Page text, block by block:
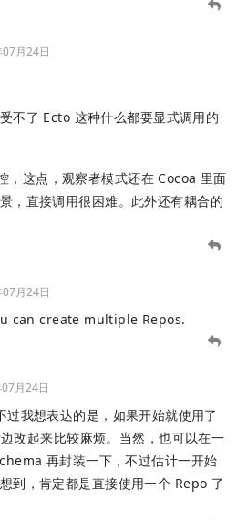
月24日
不了 Ecto 这种什么都要显式调用的
，这点，观察者模式还在 Cocoa 里面
，直接调用很困难。此外还有耦合的
月24日
can create multiple Repos.
月24日
过我想表达的是，如果开始就使用了
改起来比较麻烦。当然，也可以在一
再封装一下，不过估计一开始
到，肯定都是直接使用一个 Repo 了